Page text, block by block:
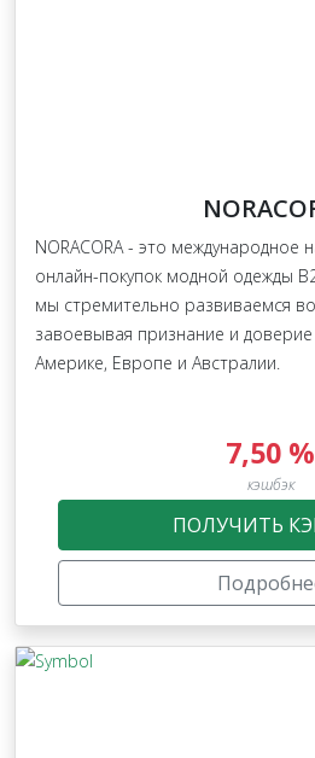
NORACORA - это международное
онлайн-покупок модной одежды
мы стремительно развиваемся
завоевывая признание и
Америке, Европе и Австралии.
7,50 %
кэшбэк
ПОЛУЧИТЬ